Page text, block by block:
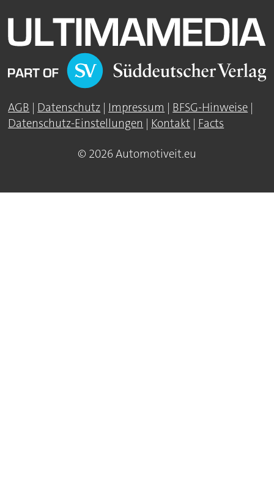
AGB | Datenschutz | Impressum | BFSG-Hinweise |
Datenschutz-Einstellungen | Kontakt | Facts
© 2026 Automotiveit.eu